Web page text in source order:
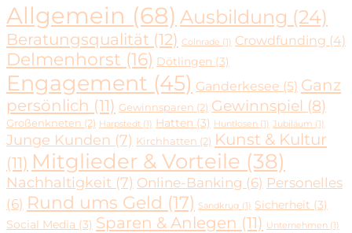
Allgemein (68) Ausbildung (24)
Beratungsqualität (12) Colnrade (1) Crowdfunding (4)
Delmenhorst (16) Dötlingen (3)
Engagement (45) Ganderkesee (5) Ganz
persönlich (11) Gewinnsparen (2) Gewinnspiel (8)
Großenkneten (2) Harpstedt (1) Hatten (3) Huntlosen (1) Jubiläum (1)
Junge Kunden (7) Kirchhatten (2) Kunst & Kultur
(11) Mitglieder & Vorteile (38)
Nachhaltigkeit (7) Online-Banking (6) Personelles
(6) Rund ums Geld (17) Sandkrug (1) Sicherheit (3)
Social Media (3) Sparen & Anlegen (11) Unternehmen (1)